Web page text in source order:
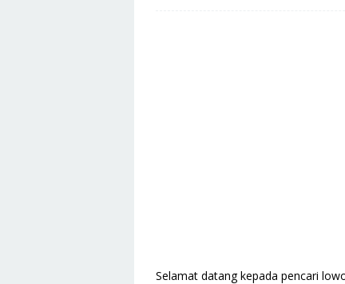
Selamat datang kepada pencari